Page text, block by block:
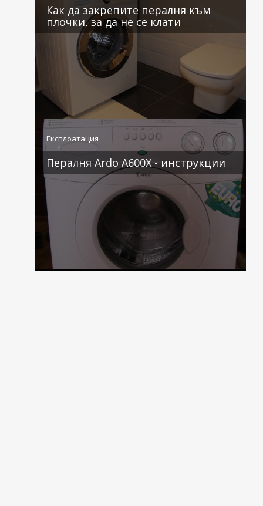
Как да закрепите пералня към
плочки, за да не се клати
1 коментар
Експлоатация
Пералня Ardo A600X - инструкции